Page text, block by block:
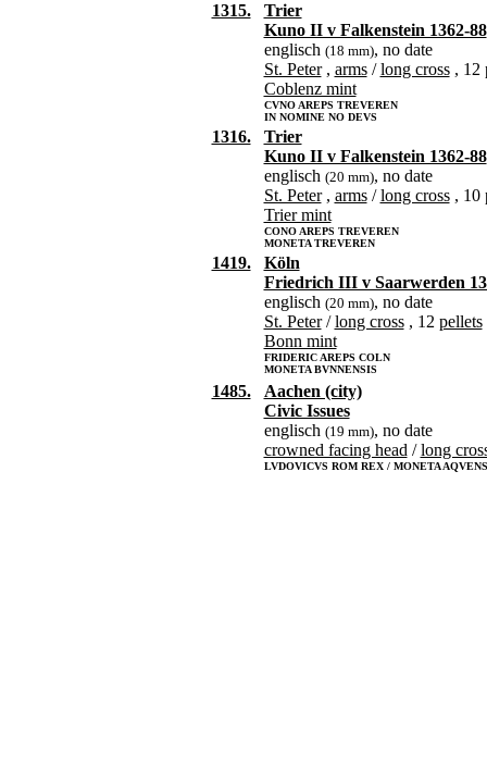
1315.
Trier
Kuno II v Falkenstein 1362-88
englisch (18 mm), no date
St. Peter, arms/long cross, 12
Coblenz mint
CVNO AREPS TREVEREN
IN NOMINE NO DEVS
1316.
Trier
Kuno II v Falkenstein 1362-88
englisch (20 mm), no date
St. Peter, arms/long cross, 10
Trier mint
CONO AREPS TREVEREN
MONETA TREVEREN
1419.
Köln
Friedrich III v Saarwerden
englisch (20 mm), no date
St. Peter/long cross, 12 pellets
Bonn mint
FRIDERIC AREPS COLN
MONETA BVNNENSIS
1485.
Aachen (city)
Civic Issues
englisch (19 mm), no date
crowned facing head /long
LVDOVICVS ROM REX / MONETA